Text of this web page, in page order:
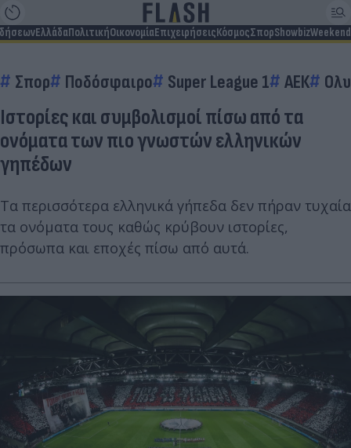
ΕλλάδαΠολιτικήΟικονομίαΕπιχειρήσειςΚόσμοςΣπορShowbizWeekend
Σπορ Ποδόσφαιρο Super League 1 ΑΕΚ
Ιστορίες και συμβολισμοί πίσω από τα
ονόματα των πιο γνωστών ελληνικών
γηπέδων
Τα περισσότερα ελληνικά γήπεδα δεν πήραν τυχαία
τα ονόματα τους καθώς κρύβουν ιστορίες,
πρόσωπα και εποχές πίσω από αυτά.